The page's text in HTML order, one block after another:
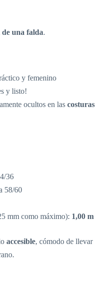
de una falda.
y femenino
y listo!
ocultos en las costuras
36
58/60
mm como máximo): 1,00 m
accesible, cómodo de llevar